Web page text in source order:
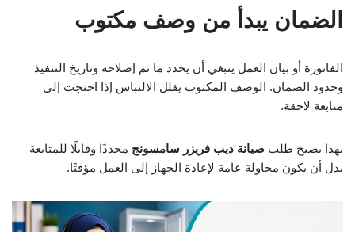
الضمان يبدأ من وصف مكتوب
الفاتورة أو بيان العمل ينبغي أن يحدد ما تم إصلاحه وتاريخ التنفيذ
وحدود الضمان. الوصف المكتوب يقلل الالتباس إذا احتجت إلى
متابعة لاحقة.
بهذا يصبح طلب صيانة ديب فريزر سامسونج محددًا وقابلًا للمتابعة
بدل أن يكون محاولة عامة لإعادة الجهاز إلى العمل مؤقتًا.